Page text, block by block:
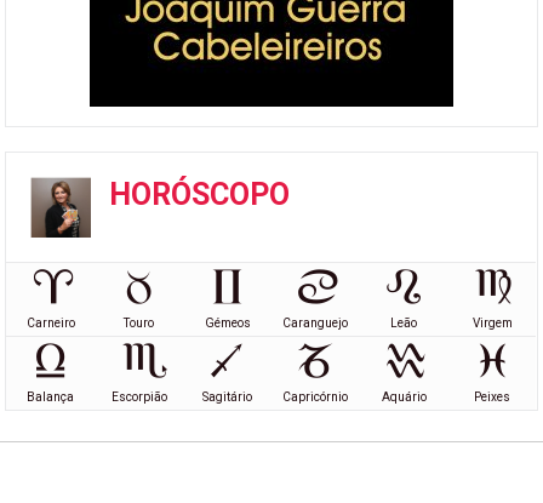
HORÓSCOPO
Carneiro Touro Gémeos Caranguejo Leão Virgem
Balança Escorpião Sagitário Capricórnio Aquário Peixes